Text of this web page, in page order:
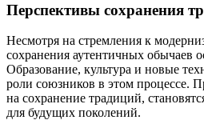
Перспективы сохранения
Несмотря на стремления к
сохранения аутентичных обычаев
Образование, культура и новые
роли союзников в этом процессе.
на сохранение традиций,
для будущих поколений.